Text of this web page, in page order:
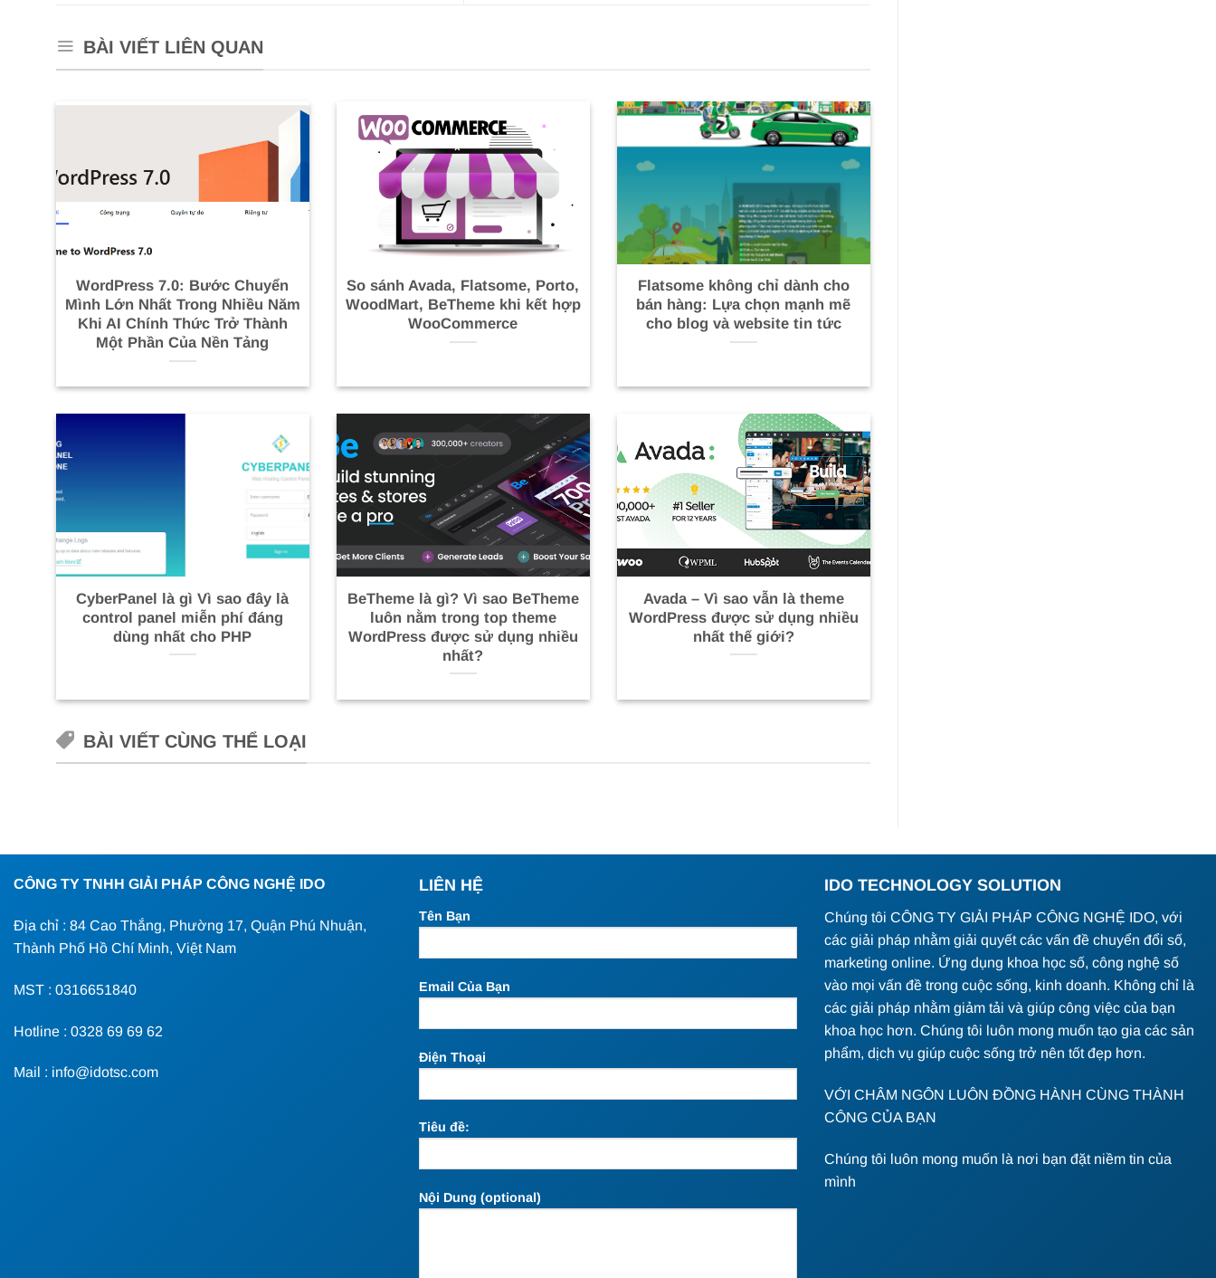
BÀI VIẾT LIÊN QUAN
WordPress 7.0: Bước Chuyển
Mình Lớn Nhất Trong Nhiều Năm
Khi AI Chính Thức Trở Thành
Một Phần Của Nền Tảng
So sánh Avada, Flatsome, Porto,
WoodMart, BeTheme khi kết hợp
WooCommerce
Flatsome không chỉ dành cho
bán hàng: Lựa chọn mạnh mẽ
cho blog và website tin tức
CyberPanel là gì Vì sao đây là
control panel miễn phí đáng
dùng nhất cho PHP
BeTheme là gì? Vì sao BeTheme
luôn nằm trong top theme
WordPress được sử dụng nhiều
nhất?
Avada – Vì sao vẫn là theme
WordPress được sử dụng nhiều
nhất thế giới?
BÀI VIẾT CÙNG THỂ LOẠI
CÔNG TY TNHH GIẢI PHÁP CÔNG NGHỆ IDO
Địa chỉ : 84 Cao Thắng, Phường 17, Quận Phú Nhuận,
Thành Phố Hồ Chí Minh, Việt Nam
MST : 0316651840
Hotline : 0328 69 69 62
Mail : info@idotsc.com
LIÊN HỆ
Tên Bạn
Email Của Bạn
Điện Thoại
Tiêu đề:
Nội Dung (optional)
IDO TECHNOLOGY SOLUTION
Chúng tôi CÔNG TY GIẢI PHÁP CÔNG NGHỆ IDO, với
các giải pháp nhằm giải quyết các vấn đề chuyển đổi số,
marketing online. Ứng dụng khoa học số, công nghệ số
vào mọi vấn đề trong cuộc sống, kinh doanh. Không chỉ là
các giải pháp nhằm giảm tải và giúp công việc của bạn
khoa học hơn. Chúng tôi luôn mong muốn tạo gia các sản
phẩm, dịch vụ giúp cuộc sống trở nên tốt đẹp hơn.
VỚI CHÂM NGÔN LUÔN ĐỒNG HÀNH CÙNG THÀNH
CÔNG CỦA BẠN
Chúng tôi luôn mong muốn là nơi bạn đặt niềm tin của
mình